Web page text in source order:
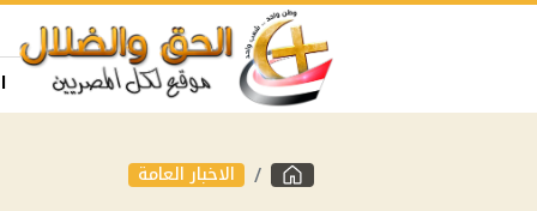
الاخبار العامة